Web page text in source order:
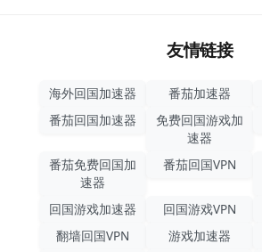
友情链接
海外回国加速器 番茄加速器
番茄回国加速器
免费回国游戏加
速器
番茄免费回国加
速器
番茄回国VPN
回国游戏加速器
回国游戏VPN
翻墙回国VPN
游戏加速器